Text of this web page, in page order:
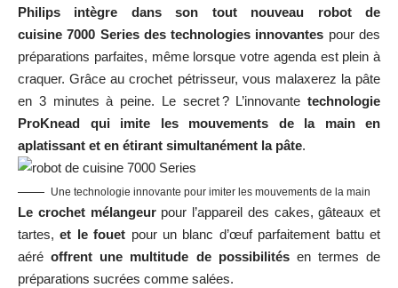
Philips intègre dans son tout nouveau robot de
cuisine 7000 Series des technologies innovantes pour des
préparations parfaites, même lorsque votre agenda est plein à
craquer. Grâce au crochet pétrisseur, vous malaxerez la pâte
en 3 minutes à peine. Le secret ? L’innovante technologie
ProKnead qui imite les mouvements de la main en
aplatissant et en étirant simultanément la pâte.
Une technologie innovante pour imiter les mouvements de la main
Le crochet mélangeurpour l’appareil des cakes, gâteaux et
tartes,et le fouet pour un blanc d’œuf parfaitement battu et
aéréoffrent une multitude de possibilitésen termes de
préparations sucrées comme salées. ​